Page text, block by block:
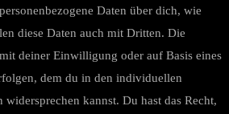
Daten über dich, wie
diese Daten auch mit Dritten. Die
deiner Einwilligung oder auf Basis eines
dem du in den individuellen
widersprechen kannst. Du hast das Recht,